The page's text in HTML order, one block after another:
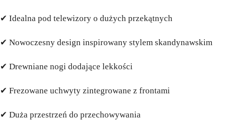
✔ Idealna pod telewizory o dużych przekątnych
✔ Nowoczesny design inspirowany stylem skandynawskim
✔ Drewniane nogi dodające lekkości
✔ Frezowane uchwyty zintegrowane z frontami
✔ Duża przestrzeń do przechowywania